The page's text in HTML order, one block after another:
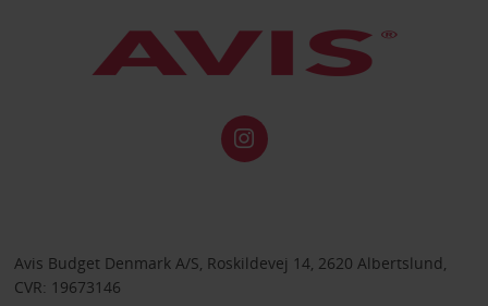
Avis Budget Denmark A/S, Roskildevej 14, 2620 Albertslund,
CVR: 19673146